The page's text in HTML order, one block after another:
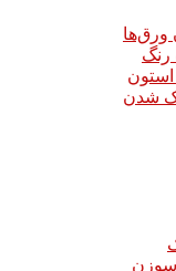
ورق‌ها
استون
شدن
سوزن